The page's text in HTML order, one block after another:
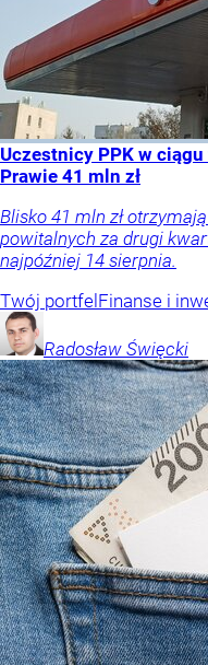
Uczestnicy PPK w
Prawie 41 mln zł
Blisko 41 mln zł
powitalnych za drugi
najpóźniej 14 sierpnia.
Twój portfelFinanse i
Radosław Święcki